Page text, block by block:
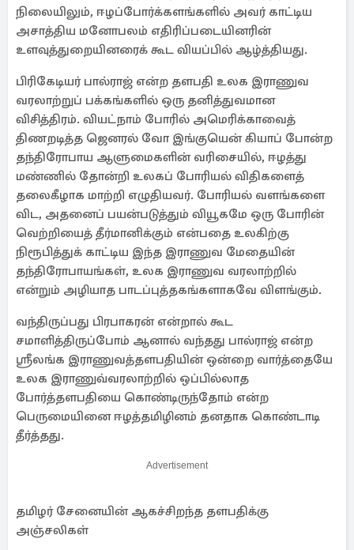
நிலையிலும், ஈழப்போர்க்களங்களில் அவர் காட்டிய
அசாத்திய மனோபலம் எதிரிப்படையினரின்
உளவுத்துறையினரைக் கூட வியப்பில் ஆழ்த்தியது.
பிரிகேடியர் பால்ராஜ் என்ற தளபதி உலக இராணுவ
வரலாற்றுப் பக்கங்களில் ஒரு தனித்துவமான
விசித்திரம். வியட்நாம் போரில் அமெரிக்காவைத்
திணறடித்த ஜெனரல் வோ இங்குயென் கியாப் போன்ற
தந்திரோபாய ஆளுமைகளின் வரிசையில், ஈழத்து
மண்ணில் தோன்றி உலகப் போரியல் விதிகளைத்
தலைகீழாக மாற்றி எழுதியவர். போரியல் வளங்களை
விட, அதனைப் பயன்படுத்தும் வியூகமே ஒரு போரின்
வெற்றியைத் தீர்மானிக்கும் என்பதை உலகிற்கு
நிரூபித்துக் காட்டிய இந்த இராணுவ மேதையின்
தந்திரோபாயங்கள், உலக இராணுவ வரலாற்றில்
என்றும் அழியாத பாடப்புத்தகங்களாகவே விளங்கும்.
வந்திருப்பது பிரபாகரன் என்றால் கூட
சமாளித்திருப்போம் ஆனால் வந்தது பால்ராஜ் என்ற
ஶ்ரீலங்க இராணுவத்தளபதியின் ஒன்றை வார்த்தையே
உலக இராணுவ்வரலாற்றில் ஒப்பில்லாத
போர்த்தளபதியை கொண்டிருந்தோம் என்ற
பெருமையினை ஈழத்தமிழினம் தனதாக கொண்டாடி
தீர்த்தது.
Advertisement
தமிழர் சேனையின் ஆகச்சிறந்த தளபதிக்கு
அஞ்சலிகள்